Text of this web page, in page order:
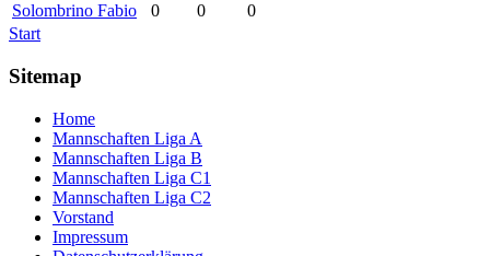
Solombrino Fabio
0 0
0
Start
Sitemap
Home
Mannschaften Liga A
Mannschaften Liga B
Mannschaften Liga C1
Mannschaften Liga C2
Vorstand
Impressum